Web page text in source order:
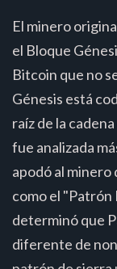
El minero
el Bloque
Bitcoin que no
Génesis está
raíz de la
fue analizada
apodó al minero
como el "Patrón
determinó que
diferente de